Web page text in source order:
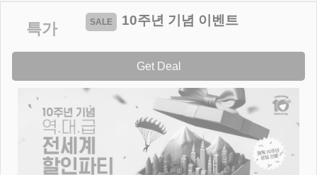
특가 10주년 기념 이벤트
Get Deal